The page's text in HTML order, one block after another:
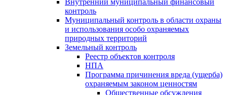
Внутренний муниципальный финансовый
контроль
Муниципальный контроль в области охраны
и использования особо охраняемых
природных территорий
Земельный контроль
Реестр объектов контроля
НПА
Программа причинения вреда (ущерба)
охраняемым законом ценностям
Общественные обсуждения